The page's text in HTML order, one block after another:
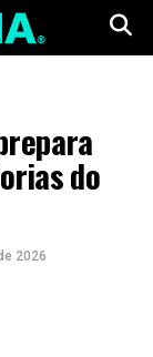
do
2026